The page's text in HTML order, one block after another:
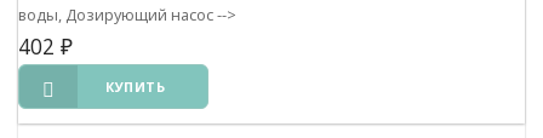
воды, Дозирующий насос-->
402 ₽
КУПИТЬ